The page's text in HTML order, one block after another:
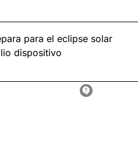
para el eclipse solar
dispositivo